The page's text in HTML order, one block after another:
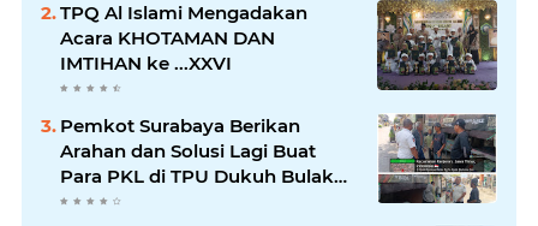
TPQ Al Islami Mengadakan
Acara KHOTAMAN DAN
IMTIHAN ke ...XXVI
Pemkot Surabaya Berikan
Arahan dan Solusi Lagi Buat
Para PKL di TPU Dukuh Bulak
Banteng Surabaya